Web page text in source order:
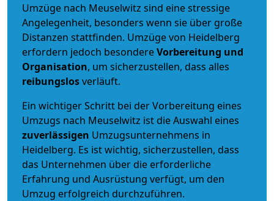
Umzüge nach Meuselwitz sind eine stressige
Angelegenheit, besonders wenn sie über große
Distanzen stattfinden. Umzüge von Heidelberg
erfordern jedoch besondereVorbereitung und
Organisation, um sicherzustellen, dass alles
reibungslosverläuft.
Ein wichtiger Schritt bei der Vorbereitung eines
Umzugs nach Meuselwitz ist die Auswahl eines
zuverlässigen Umzugsunternehmens in
Heidelberg. Es ist wichtig, sicherzustellen, dass
das Unternehmen über die erforderliche
Erfahrung und Ausrüstung verfügt, um den
Umzug erfolgreich durchzuführen.